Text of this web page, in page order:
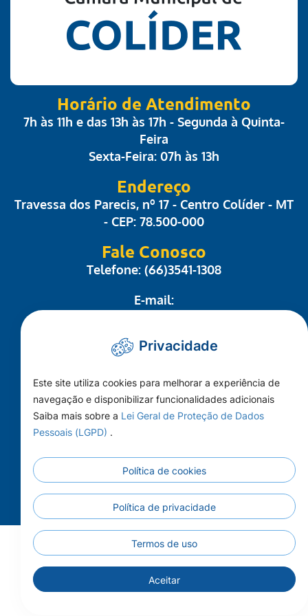
Horário de Atendimento
7h às 11h e das 13h às 17h - Segunda à Quinta-
Feira
Sexta-Feira: 07h às 13h
Endereço
Travessa dos Parecis, nº 17 - Centro Colíder - MT
- CEP: 78.500-000
Fale Conosco
Telefone: (66)3541-1308
E-mail:
administrativo@camaracolider.mt.gov.br
Mapa do Site
Conheça a Câmara
A Cidade
Principal
Publicações
Contato
Todos os Direitos Reservados - Câmara Municipal de
Privacidade
Este site utiliza cookies para melhorar a experiência de
navegação e disponibilizar funcionalidades adicionais
Saiba mais sobre a Lei Geral de Proteção de Dados
Pessoais (LGPD) .
Política de cookies
Política de privacidade
Termos de uso
Aceitar